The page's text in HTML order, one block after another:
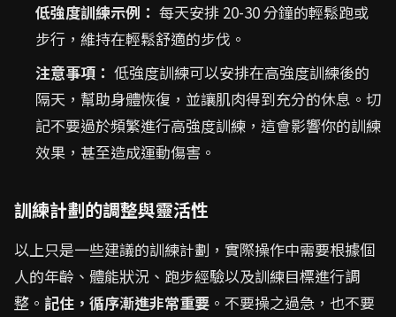
低強度訓練示例： 每天安排 20-30 分鐘的輕鬆跑或
步行，維持在輕鬆舒適的步伐。
注意事項： 低強度訓練可以安排在高強度訓練後的
隔天，幫助身體恢復，並讓肌肉得到充分的休息。切
記不要過於頻繁進行高強度訓練，這會影響你的訓練
效果，甚至造成運動傷害。
訓練計劃的調整與靈活性
以上只是一些建議的訓練計劃，實際操作中需要根據個
人的年齡、體能狀況、跑步經驗以及訓練目標進行調
整。 記住，循序漸進非常重要 。不要操之過急，也不要